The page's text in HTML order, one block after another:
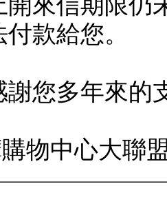
款給您。
謝您多年來的
購物中心大